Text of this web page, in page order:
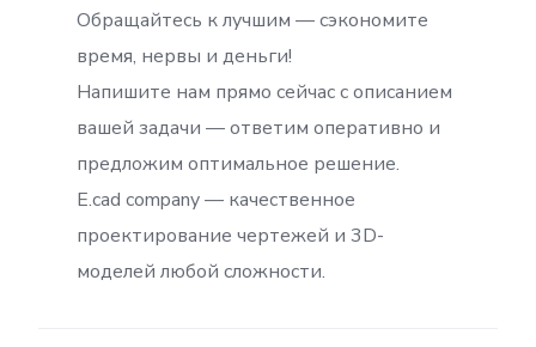
Обращайтесь к лучшим — сэкономите
время, нервы и деньги!
Напишите нам прямо сейчас с описанием
вашей задачи — ответим оперативно и
предложим оптимальное решение.
E.cad company — качественное
проектирование чертежей и 3D-
моделей любой сложности.